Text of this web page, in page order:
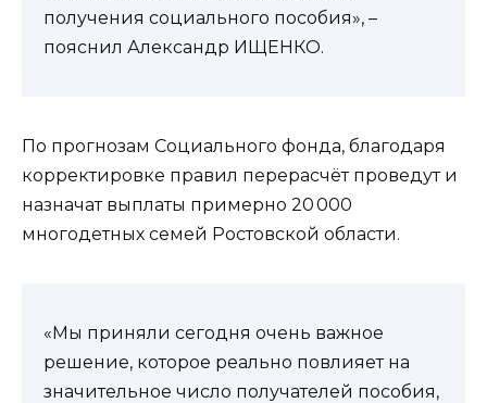
получения социального пособия», –
пояснил Александр ИЩЕНКО.
По прогнозам Социального фонда, благодаря
корректировке правил перерасчёт проведут и
назначат выплаты примерно 20 000
многодетных семей Ростовской области.
«Мы приняли сегодня очень важное
решение, которое реально повлияет на
значительное число получателей пособия,